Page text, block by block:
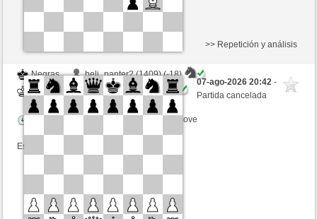
Negras
beli_panter2 (1409) (-18)
Blancas
tecnicle (1372) (+18)
Tiempo: 10 minutes/side + 8 seconds/move
Esta partida es por puntos
>> Repetición y análisis
07-ago-2026 20:42-
Partida cancelada